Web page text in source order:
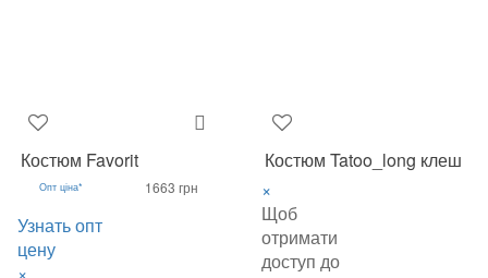
Костюм Favorit
Опт ціна*
Узнать опт
цену
1663 грн
Костюм Tatoo_long клеш
×
Щоб
отримати
доступ до